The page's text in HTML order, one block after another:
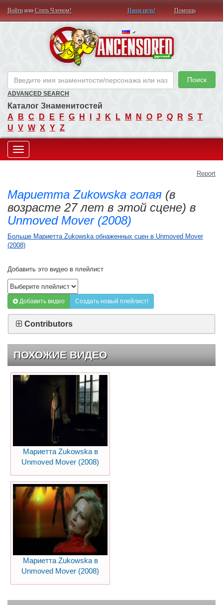
ВойтиилиСтать Членом! Наша цель! Помощь
Поиск
ADVANCED SEARCH
Каталог Знаменитостей
A
B C D E F G H J K L M N O P Q R S T
U V W X Y Z
Toggle
Report
Мариетта Zukowska голая (в
возрасте 27 лет в этой сцене) в
Unmoved Mover (2008)
Больше Мариетта Zukowska обнаженных сцен в Unmoved Mover
(2008)
Добавить это видео в плейлист
Добавить видео Создать новый плейлист!
Contributors
ПОХОЖИЕ ВИДЕО
Мариетта Zukowska в
Unmoved Mover (2008)
Мариетта Zukowska в
Unmoved Mover (2008)